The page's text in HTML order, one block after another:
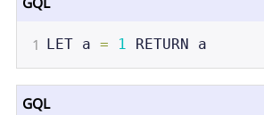
1 LET a = 1 RETURN a
GQL